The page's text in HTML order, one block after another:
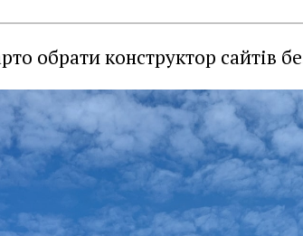
обрати конструктор сайтів